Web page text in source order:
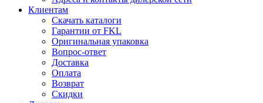
Клиентам
Скачать каталоги
Гарантии от FKL
Оригинальная упаковка
Вопрос-ответ
Доставка
Оплата
Возврат
Скидки